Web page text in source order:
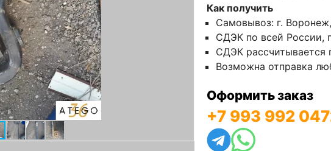
Как получить
Самовывоз: г.
СДЭК по всей России,
СДЭК рассчитывается
Возможна отправка
Оформить заказ
+7 993 992